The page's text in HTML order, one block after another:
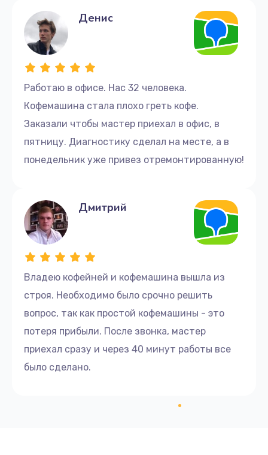
Декальцинация
475 руб.
Заказать
Ремонт двигателя кофемолки
Заказать
Замена прокладок
600 руб.
Ремонт кофемолки
Работаю в офисе. Нас 32 человека.
Кофемашина стала плохо греть кофе.
Заказали чтобы мастер приехал в офис, в
пятницу. Диагностику сделал на месте, а в
понедельник уже привез отремонтированную!
Денис
Владею кофейней и кофемашина вышла из
строя. Необходимо было срочно решить
вопрос, так как простой кофемашины - это
потеря прибыли. После звонка, мастер
приехал сразу и через 40 минут работы все
было сделано.
Дмитрий